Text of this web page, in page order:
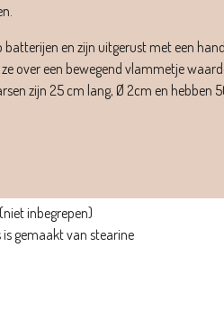
batterijen en zijn uitgerust met een
over een bewegend vlammetje
zijn 25 cm lang, Ø 2cm en hebben
inbegrepen)
gemaakt van stearine